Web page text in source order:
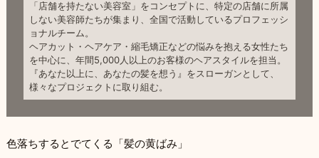
「店舗を持たない美容室」をコンセプトに、特定の店舗に所属
しない美容師たちが集まり、全国で活動しているプロフェッシ
ョナルチーム。
ヘアカット・ヘアケア・縮毛矯正などの悩みを抱える女性たち
を中心に、年間5,000人以上のお客様のヘアスタイルを担当。
『あなた以上に、あなたの髪を想う』をスローガンとして、
様々なプロジェクトに取り組む。
色落ちするとでてくる「髪の黄ばみ」